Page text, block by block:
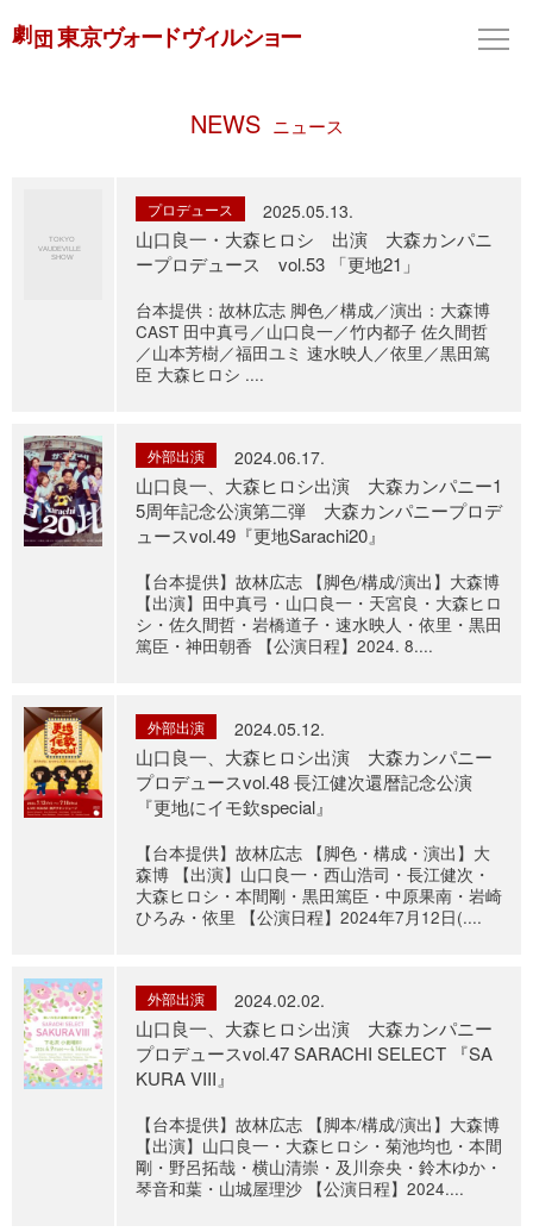
NEWS ニュース
プロデュース 2025.05.13.
山口良一・大森ヒロシ 出演 大森カンパニ
ープロデュース vol.53 「更地21」
台本提供：故林広志 脚色／構成／演出：大森博
CAST 田中真弓／山口良一／竹内都子 佐久間哲
／山本芳樹／福田ユミ 速水映人／依里／黒田篤
臣 大森ヒロシ ....
外部出演 2024.06.17.
山口良一、大森ヒロシ出演 大森カンパニー1
5周年記念公演第二弾 大森カンパニープロデ
ュースvol.49『更地Sarachi20』
【台本提供】故林広志 【脚色/構成/演出】大森博
【出演】田中真弓・山口良一・天宮良・大森ヒロ
シ・佐久間哲・岩橋道子・速水映人・依里・黒田
篤臣・神田朝香 【公演日程】2024. 8....
外部出演 2024.05.12.
山口良一、大森ヒロシ出演 大森カンパニー
プロデュースvol.48 長江健次還暦記念公演
『更地にイモ欽special』
【台本提供】故林広志 【脚色・構成・演出】大
森博 【出演】山口良一・西山浩司・長江健次・
大森ヒロシ・本間剛・黒田篤臣・中原果南・岩崎
ひろみ・依里 【公演日程】2024年7月12日(....
外部出演 2024.02.02.
山口良一、大森ヒロシ出演 大森カンパニー
プロデュースvol.47 SARACHI SELECT 『SA
KURA VIII』
【台本提供】故林広志 【脚本/構成/演出】大森博
【出演】山口良一・大森ヒロシ・菊池均也・本間
剛・野呂拓哉・横山清崇・及川奈央・鈴木ゆか・
琴音和葉・山城屋理沙 【公演日程】2024....